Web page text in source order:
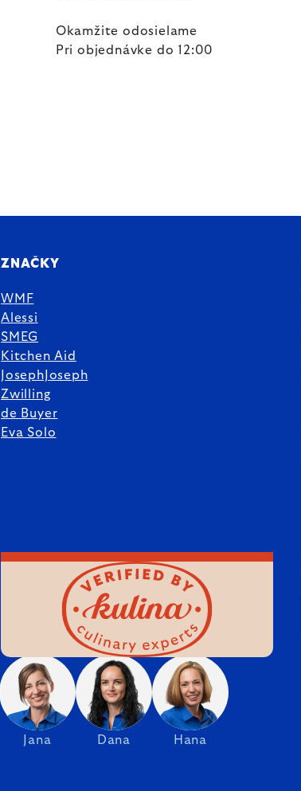
Okamžite odosielame
Pri objednávke do 12:00
ZNAČKY
WMF
Alessi
SMEG
Kitchen Aid
JosephJoseph
Zwilling
de Buyer
Eva Solo
Jana Dana Hana